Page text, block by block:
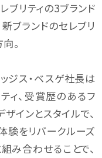
ブリティの3ブランド
ブランドのセレブリ
。
ジス・ベスゲ社長は
ィ、受賞歴のあるフ
インとスタイルで、
験をリバークルーズ
み合わせることで、